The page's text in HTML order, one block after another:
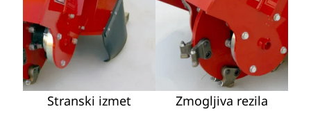
Stranski izmet Zmogljiva rezila